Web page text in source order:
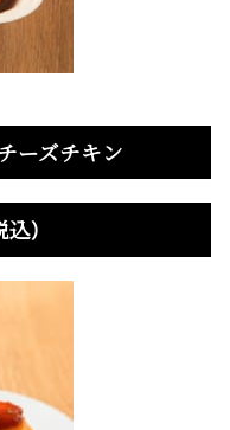
ーズチキン
）